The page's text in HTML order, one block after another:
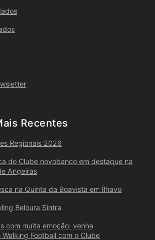
Recentes
Regionais 2026
do Clube novobanco em destaque na
Angeiras
na Quinta da Boavista em Ílhavo
Beloura Sintra
com muita emoção: venha
Football com o Clube